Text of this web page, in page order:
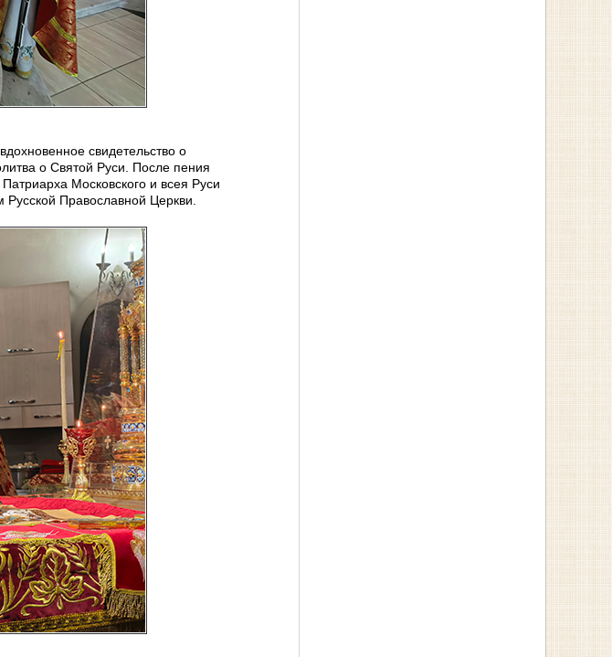
свидетельство о
о Святой Руси. После пения
Московского и всея Руси
Православной Церкви.